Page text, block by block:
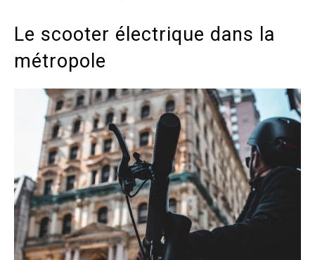
Le scooter électrique dans la
métropole